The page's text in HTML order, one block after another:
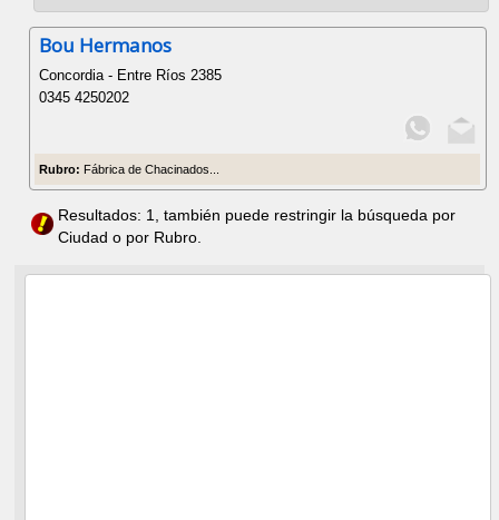
Bou Hermanos
Concordia - Entre Ríos 2385
0345 4250202
Rubro: Fábrica de Chacinados...
Resultados: 1, también puede restringir la búsqueda por
Ciudad o por Rubro.